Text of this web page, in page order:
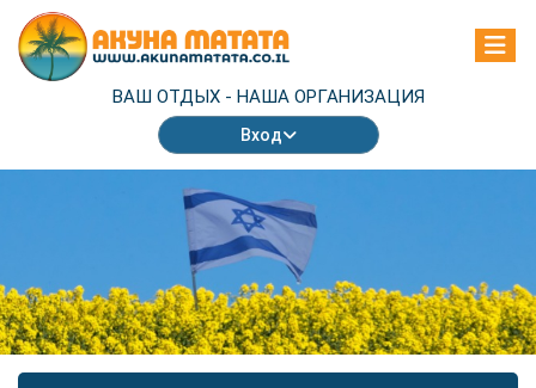
ВАШ ОТДЫХ - НАША ОРГАНИЗАЦИЯ
Вход